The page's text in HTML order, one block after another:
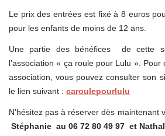
Le prix des entrées est fixé à 8 euros
pour les enfants de moins de 12 ans.
Une partie des bénéfices de cette
l’association « ça roule pour Lulu ».
association, vous pouvez consulter son
le lien suivant : caroulepourlulu
N’hésitez pas à réserver dès maintenant
Stéphanie au 06 72 80 49 97 et